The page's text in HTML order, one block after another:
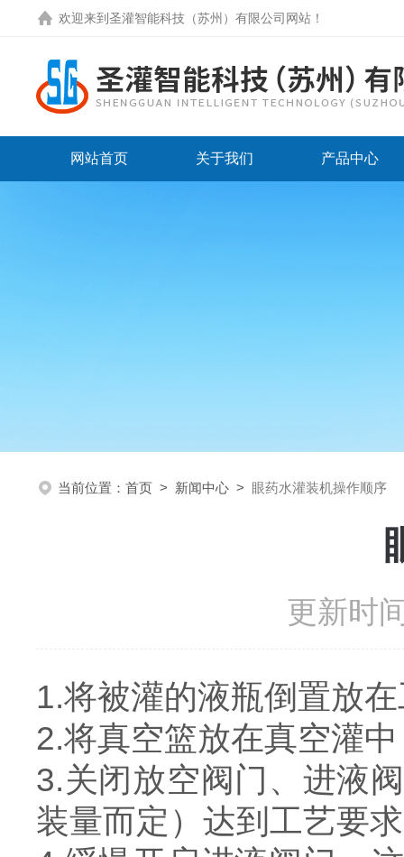
欢迎来到圣灌智能科技（苏州）有限公司网站！
网站首页 关于我们 产品中心
当前位置： 首页 > 新闻中心 > 眼药水灌装机操作顺序
更新时
1.将被灌的液瓶倒置放
2.将真空篮放在真空灌
3.关闭放空阀门、进液
装量而定）达到工艺要